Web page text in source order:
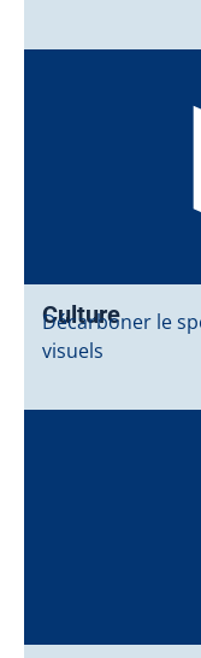
Culture
Décarboner le
visuels